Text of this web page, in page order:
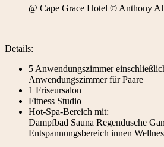
@ Cape Grace Hotel © Anthony
Details:
5 Anwendungszimmer
Anwendungszimmer für Paare
1 Friseursalon
Fitness Studio
Hot-Spa-Bereich mit:
Dampfbad Sauna Regendusche
Entspannungsbereich innen